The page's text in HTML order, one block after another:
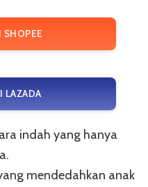
SHOPEE
LAZADA
indah yang hanya
mendedahkan anak